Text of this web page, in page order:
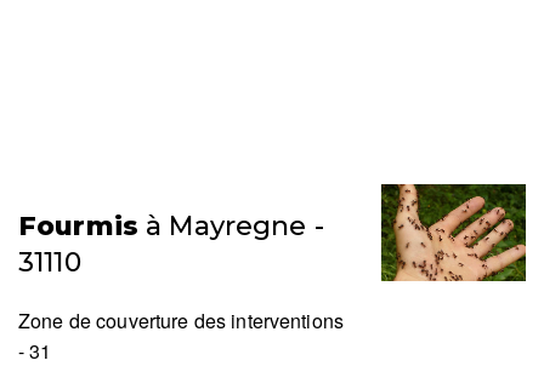
Fourmis à Mayregne -
31110
Zone de couverture des interventions
- 31